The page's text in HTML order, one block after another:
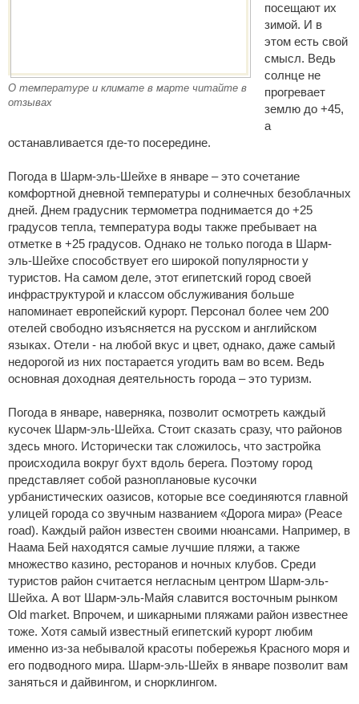
О температуре и климате в марте читайте в
отзывах
посещают их
зимой. И в
этом есть свой
смысл. Ведь
солнце не
прогревает
землю до +45,
а
останавливается где-то посередине.
Погода в Шарм-эль-Шейхе в январе – это сочетание
комфортной дневной температуры и солнечных безоблачных
дней. Днем градусник термометра поднимается до +25
градусов тепла, температура воды также пребывает на
отметке в +25 градусов. Однако не только погода в Шарм-
эль-Шейхе способствует его широкой популярности у
туристов. На самом деле, этот египетский город своей
инфраструктурой и классом обслуживания больше
напоминает европейский курорт. Персонал более чем 200
отелей свободно изъясняется на русском и английском
языках. Отели - на любой вкус и цвет, однако, даже самый
недорогой из них постарается угодить вам во всем. Ведь
основная доходная деятельность города – это туризм.
Погода в январе, наверняка, позволит осмотреть каждый
кусочек Шарм-эль-Шейха. Стоит сказать сразу, что районов
здесь много. Исторически так сложилось, что застройка
происходила вокруг бухт вдоль берега. Поэтому город
представляет собой разноплановые кусочки
урбанистических оазисов, которые все соединяются главной
улицей города со звучным названием «Дорога мира» (Peace
road). Каждый район известен своими нюансами. Например, в
Наама Бей находятся самые лучшие пляжи, а также
множество казино, ресторанов и ночных клубов. Среди
туристов район считается негласным центром Шарм-эль-
Шейха. А вот Шарм-эль-Майя славится восточным рынком
Old market. Впрочем, и шикарными пляжами район известнее
тоже. Хотя самый известный египетский курорт любим
именно из-за небывалой красоты побережья Красного моря и
его подводного мира. Шарм-эль-Шейх в январе позволит вам
заняться и дайвингом, и снорклингом.